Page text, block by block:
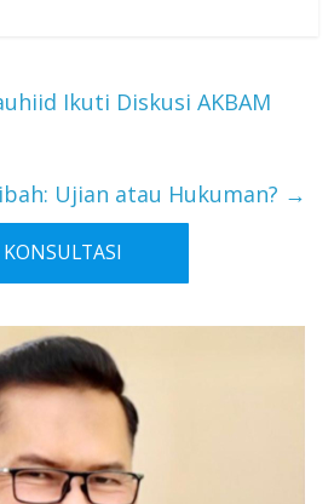
Ikuti Diskusi AKBAM
Ujian atau Hukuman? →
KONSULTASI